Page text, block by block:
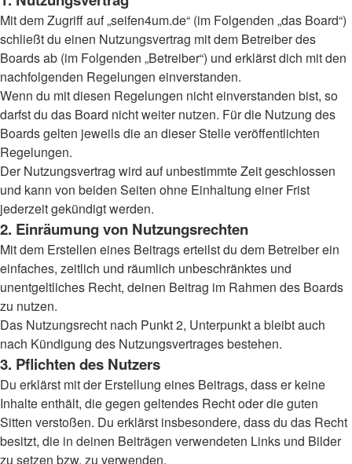
Mit dem Zugriff auf „seifen4um.de“ (im Folgenden „das Board“)
schließt du einen Nutzungsvertrag mit dem Betreiber des
Boards ab (im Folgenden „Betreiber“) und erklärst dich mit den
nachfolgenden Regelungen einverstanden.
Wenn du mit diesen Regelungen nicht einverstanden bist, so
darfst du das Board nicht weiter nutzen. Für die Nutzung des
Boards gelten jeweils die an dieser Stelle veröffentlichten
Regelungen.
Der Nutzungsvertrag wird auf unbestimmte Zeit geschlossen
und kann von beiden Seiten ohne Einhaltung einer Frist
jederzeit gekündigt werden.
2. Einräumung von Nutzungsrechten
Mit dem Erstellen eines Beitrags erteilst du dem Betreiber ein
einfaches, zeitlich und räumlich unbeschränktes und
unentgeltliches Recht, deinen Beitrag im Rahmen des Boards
zu nutzen.
Das Nutzungsrecht nach Punkt 2, Unterpunkt a bleibt auch
nach Kündigung des Nutzungsvertrages bestehen.
3. Pflichten des Nutzers
Du erklärst mit der Erstellung eines Beitrags, dass er keine
Inhalte enthält, die gegen geltendes Recht oder die guten
Sitten verstoßen. Du erklärst insbesondere, dass du das Recht
besitzt, die in deinen Beiträgen verwendeten Links und Bilder
zu setzen bzw. zu verwenden.